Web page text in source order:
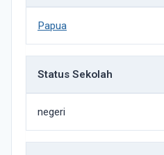
Papua
Status Sekolah
negeri